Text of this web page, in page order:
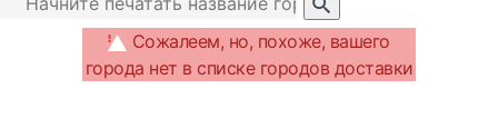
Сожалеем, но, похоже, вашего
города нет в списке городов доставки